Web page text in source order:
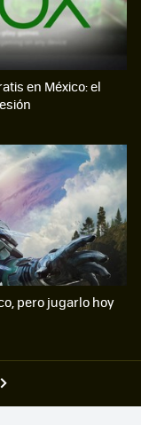
en México: el
pero jugarlo hoy